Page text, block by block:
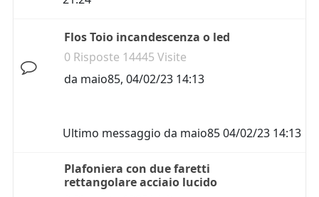
Flos Toio incandescenza o led
0 Risposte 14445 Visite
da maio85, 04/02/23 14:13
Ultimo messaggio da maio8504/02/23 14:13
Plafoniera con due faretti
rettangolare acciaio lucido